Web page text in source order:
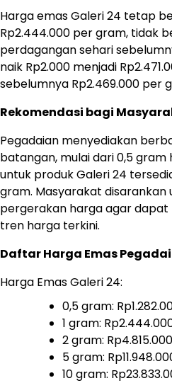
Harga emas Galeri 24 tetap
Rp2.444.000 per gram, tidak
perdagangan sehari
naik Rp2.000 menjadi
sebelumnya Rp2.469.000 per
Rekomendasi bagi
Pegadaian menyediakan
batangan, mulai dari 0,5 gram
untuk produk Galeri 24
gram. Masyarakat
pergerakan harga agar dapat
tren harga terkini.
Daftar Harga Emas
Harga Emas Galeri 24:
0,5 gram:
1 gram:
2 gram: Rp4.815.000
5 gram:
10 gram: